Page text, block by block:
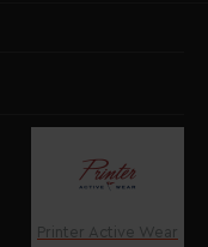
Printer Active Wear